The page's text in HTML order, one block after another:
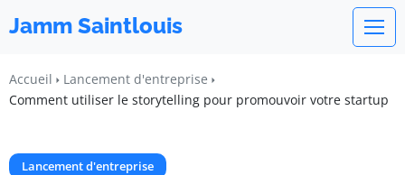
Jamm Saintlouis
Accueil
Lancement d'entreprise
Comment utiliser le storytelling pour promouvoir votre startup
Lancement d'entreprise